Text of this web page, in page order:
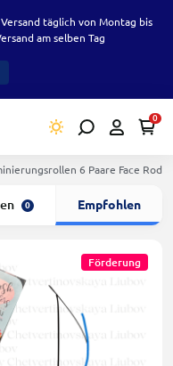
täglich von Montag bis
am selben Tag
0
6 Paare Face Rod
0 Empfohlen
Förderung